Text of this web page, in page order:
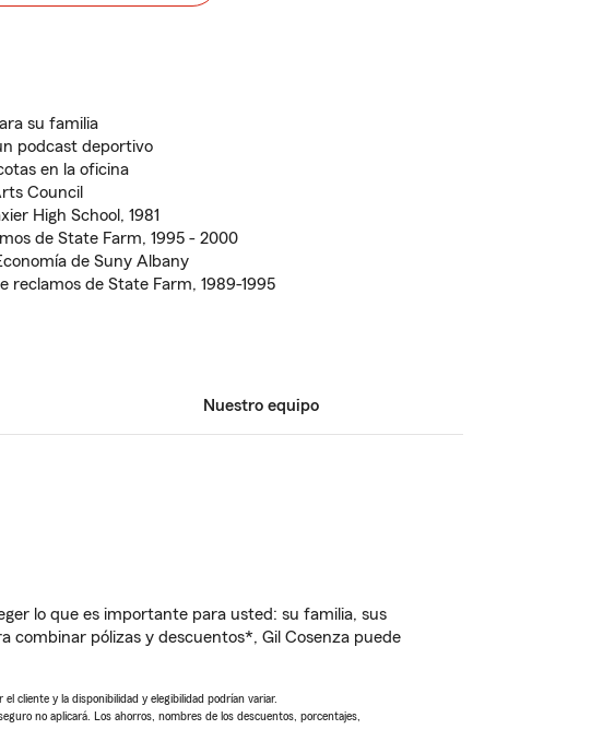
su familia
podcast deportivo
en la oficina
Council
High School, 1981
de State Farm, 1995 - 2000
de Suny Albany
reclamos de State Farm, 1989-1995
Nuestro equipo
lo que es importante para usted: su familia, sus
combinar pólizas y descuentos*, Gil Cosenza puede
cliente y la disponibilidad y elegibilidad podrían variar.
no aplicará. Los ahorros, nombres de los descuentos, porcentajes,